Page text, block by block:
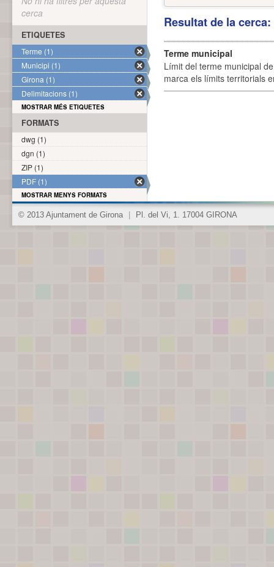
Resultat de la
Terme municipal
Límit del terme municipal
marca els límits territorials
cerca
ETIQUETES
Terme (1)
Municipi (1)
Girona (1)
Delimitacions (1)
MOSTRAR MÉS ETIQUETES
FORMATS
dwg (1)
dgn (1)
ZIP (1)
PDF (1)
MOSTRAR MENYS FORMATS
© 2013 Ajuntament de Girona Pl. del Vi, 1. 17004 GIRONA